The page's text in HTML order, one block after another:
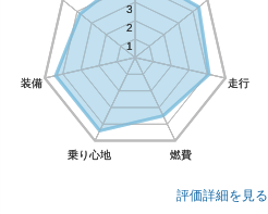
走行
燃費
乗り心地
装備
1
2
3
走行
燃費
乗り心地
装備
1
2
3
評価詳細を見る